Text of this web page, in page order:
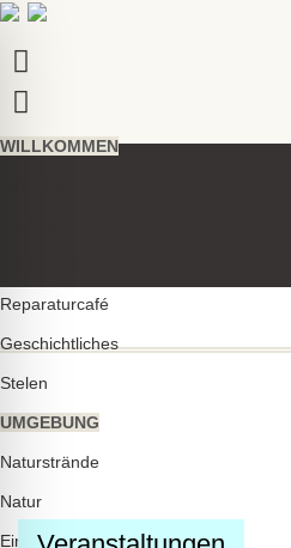
WILLKOMMEN
Reparaturcafé
Geschichtliches
Stelen
UMGEBUNG
Naturstrände
Natur
Einkaufen
Modus